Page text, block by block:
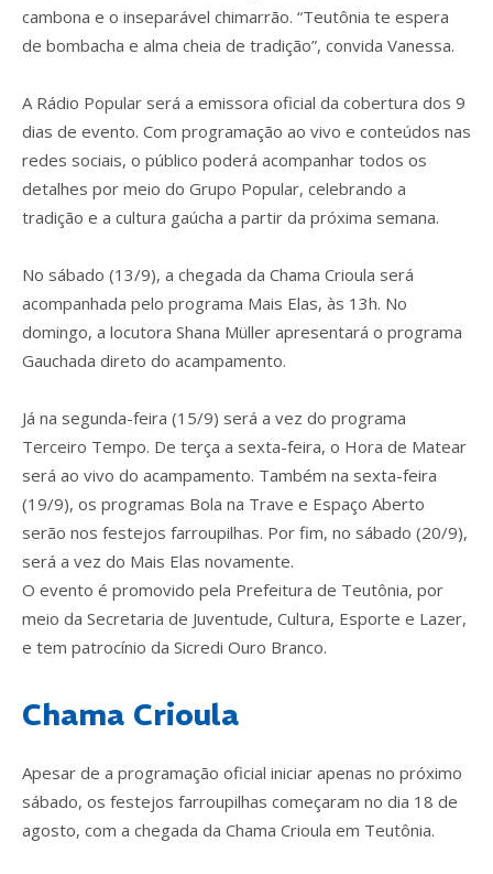
cambona e o inseparável chimarrão. “Teutônia te espera
de bombacha e alma cheia de tradição”, convida Vanessa.
A Rádio Popular será a emissora oficial da cobertura dos 9
dias de evento. Com programação ao vivo e conteúdos nas
redes sociais, o público poderá acompanhar todos os
detalhes por meio do Grupo Popular, celebrando a
tradição e a cultura gaúcha a partir da próxima semana.
No sábado (13/9), a chegada da Chama Crioula será
acompanhada pelo programa Mais Elas, às 13h. No
domingo, a locutora Shana Müller apresentará o programa
Gauchada direto do acampamento.
Já na segunda-feira (15/9) será a vez do programa
Terceiro Tempo. De terça a sexta-feira, o Hora de Matear
será ao vivo do acampamento. Também na sexta-feira
(19/9), os programas Bola na Trave e Espaço Aberto
serão nos festejos farroupilhas. Por fim, no sábado (20/9),
será a vez do Mais Elas novamente.
O evento é promovido pela Prefeitura de Teutônia, por
meio da Secretaria de Juventude, Cultura, Esporte e Lazer,
e tem patrocínio da Sicredi Ouro Branco.
Chama Crioula
Apesar de a programação oficial iniciar apenas no próximo
sábado, os festejos farroupilhas começaram no dia 18 de
agosto, com a chegada da Chama Crioula em Teutônia.